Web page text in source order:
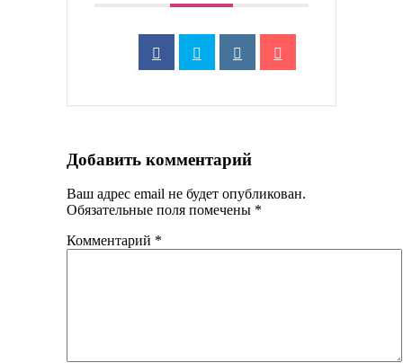
Добавить комментарий
Ваш адрес email не будет опубликован.
Обязательные поля помечены *
Комментарий *